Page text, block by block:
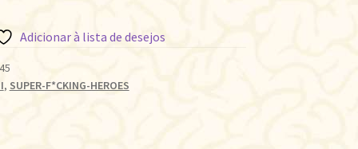
Adicionar à lista de desejos
, SUPER-F*CKING-HEROES